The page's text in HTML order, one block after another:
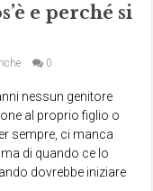
e perché si
0
nessun genitore
al proprio figlio o
sempre, ci manca
di quando ce lo
dovrebbe iniziare